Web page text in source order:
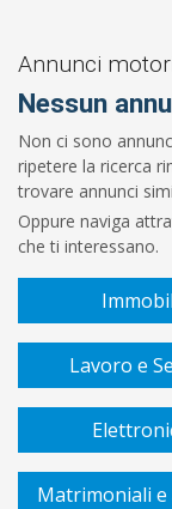
A
€
Annunci
Nessun
Non ci sono
ripetere la ricerca
trovare annunci
Oppure naviga
che ti interessano.
Lavoro e
Matrimoniali e